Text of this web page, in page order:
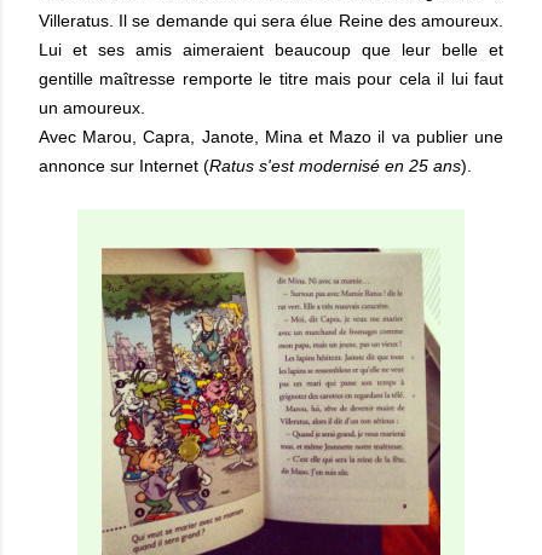
Villeratus. Il se demande qui sera élue Reine des amoureux.
Lui et ses amis aimeraient beaucoup que leur belle et
gentille maîtresse remporte le titre mais pour cela il lui faut
un amoureux.
Avec Marou, Capra, Janote, Mina et Mazo il va publier une
annonce sur Internet (Ratus s'est modernisé en 25 ans).